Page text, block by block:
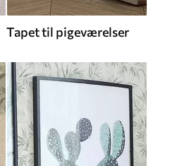
Tapet til pigeværelser